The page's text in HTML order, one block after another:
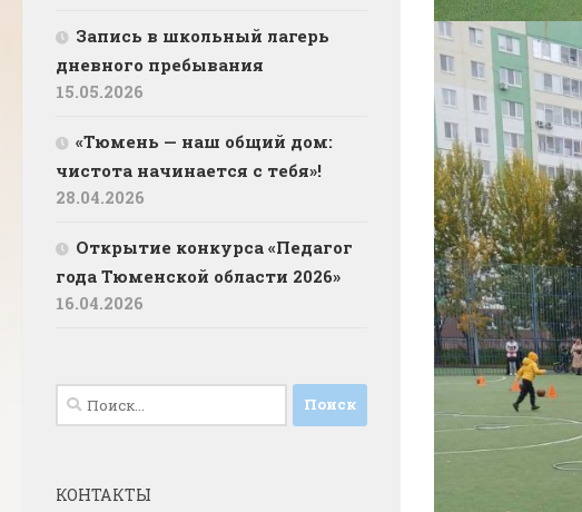
Запись в школьный лагерь
дневного пребывания
15.05.2026
«Тюмень — наш общий дом:
чистота начинается с тебя»!
28.04.2026
Открытие конкурса «Педагог
года Тюменской области 2026»
16.04.2026
Найти:
КОНТАКТЫ